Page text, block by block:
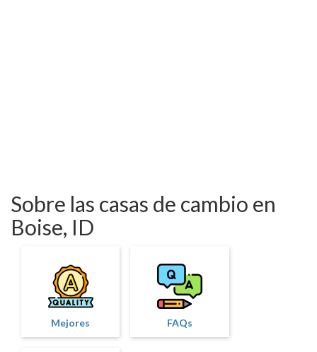
Sobre las casas de cambio en
Boise, ID
Mejores FAQs